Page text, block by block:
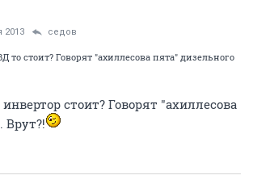
2013 седов
то стоит? Говорят "ахиллесова пята" дизельного
стоит? Говорят "ахиллесова
Врут?!